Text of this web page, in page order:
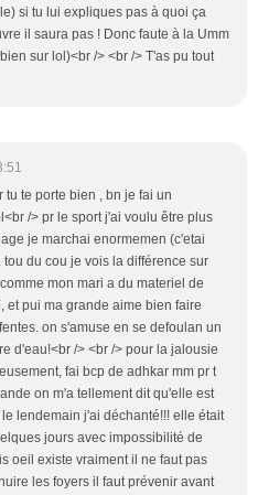
si tu lui expliques pas à quoi ça
il saura pas ! Donc faute à la Umm
sur lol)<br /> <br /> T'as pu tout
te porte bien , bn je fai un
/> pr le sport j'ai voulu être plus
je marchai enormemen (c'etai
du cou je vois la différence sur
mon mari a du materiel de
et pui ma grande aime bien faire
on s'amuse en se defoulan un
d'eau!<br /> <br /> pour la jalousie
fai bcp de adhkar mm pr t
on m'a tellement dit qu'elle est
lendemain j'ai déchanté!!! elle était
jours avec impossibilité de
oeil existe vraiment il ne faut pas
les foyers il faut prévenir avant